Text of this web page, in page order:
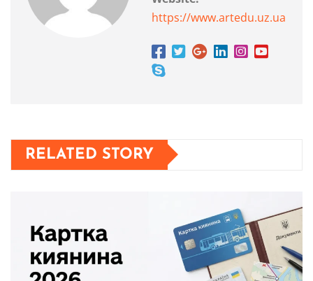
https://www.artedu.uz.ua
RELATED STORY